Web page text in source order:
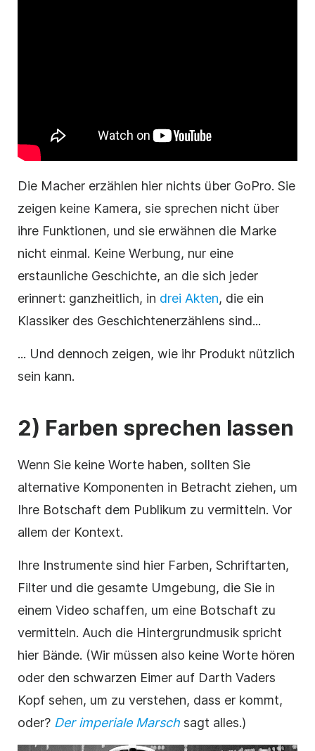
Die Macher erzählen hier nichts über GoPro. Sie
zeigen keine Kamera, sie sprechen nicht über
ihre Funktionen, und sie erwähnen die Marke
nicht einmal. Keine Werbung, nur eine
erstaunliche Geschichte, an die sich jeder
erinnert: ganzheitlich, in drei Akten, die ein
Klassiker des Geschichtenerzählens sind...
... Und dennoch zeigen, wie ihr Produkt nützlich
sein kann.
2) Farben sprechen lassen
Wenn Sie keine Worte haben, sollten Sie
alternative Komponenten in Betracht ziehen, um
Ihre Botschaft dem Publikum zu vermitteln. Vor
allem der Kontext.
Ihre Instrumente sind hier Farben, Schriftarten,
Filter und die gesamte Umgebung, die Sie in
einem Video schaffen, um eine Botschaft zu
vermitteln. Auch die Hintergrundmusik spricht
hier Bände. (Wir müssen also keine Worte hören
oder den schwarzen Eimer auf Darth Vaders
Kopf sehen, um zu verstehen, dass er kommt,
oder? Der imperiale Marsch sagt alles.)